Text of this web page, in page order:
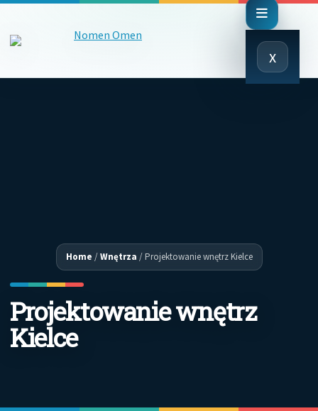
x
Close
Menu
Home /Wnętrza /Projektowanie wnętrz Kielce
Projektowanie wnętrz
Kielce